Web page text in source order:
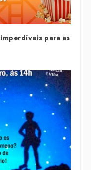
imperdíveis para as